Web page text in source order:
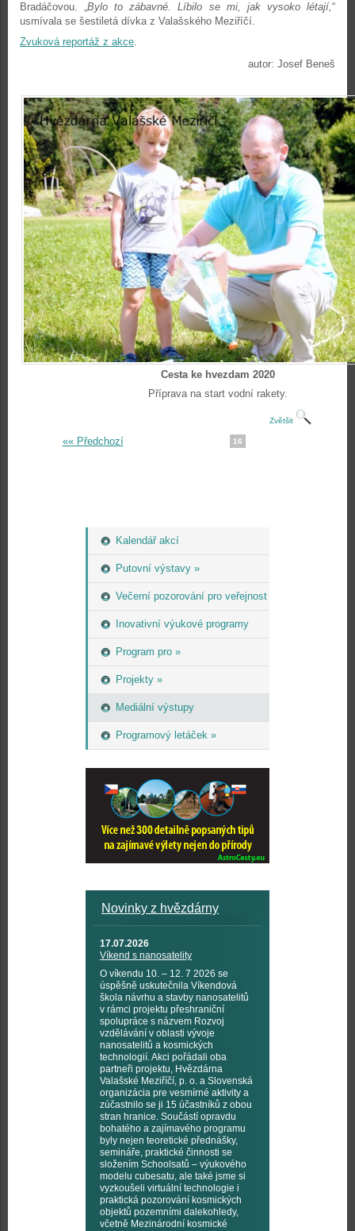
Kalendář akcí
Putovní výstavy »
Večerní pozorování pro veřejnost
Inovativní výukové programy
Program pro »
Projekty »
Mediální výstupy
Programový letáček »
Novinky z hvězdárny
17.07.2026
Víkend s nanosatelity
O víkendu 10. – 12. 7 2026 se
úspěšně uskutečnila Víkendová
škola návrhu a stavby nanosatelitů
v rámci projektu přeshraniční
spolupráce s názvem Rozvoj
vzdělávání v oblasti vývoje
nanosatelitů a kosmických
technologií. Akci pořádali oba
partneři projektu, Hvězdárna
Valašské Meziříčí, p. o. a Slovenská
organizácia pre vesmírné aktivity a
zúčastnilo se ji 15 účastníků z obou
stran hranice. Součástí opravdu
bohatého a zajímavého programu
byly nejen teoretické přednášky,
semináře, praktické činnosti se
složením Schoolsatů – výukového
modelu cubesatu, ale také jsme si
vyzkoušeli virtuální technologie i
praktická pozorování kosmických
objektů pozemními dalekohledy,
včetně Mezinárodní kosmické
Bradáčovou. „Bylo to zábavné. Líbilo se mi, jak vysoko létají,“
usmívala se šestiletá dívka z Valašského Meziříčí.
Zvuková reportáž z akce.
autor: Josef Beneš
Cesta ke hvezdam 2020
Příprava na start vodní rakety.
Zvětšit
«« Předchozí 16